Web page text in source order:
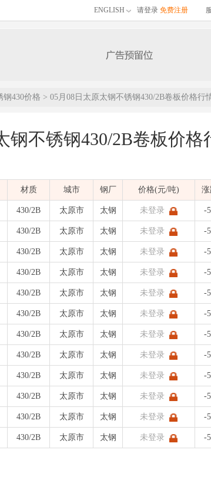
ENGLISH 请登录 免费注册
钢430价格 > 05月08日太原太钢不锈钢430/2B卷板价格行
钢不锈钢430/2B卷板价格
的05月08日太原太钢不锈钢430/2B卷板价格行情参考，包含品名
锈钢价格
材质 城市 钢厂 价格(元/吨) 涨
430/2B 太原市 太钢 未登录 -
430/2B 太原市 太钢 未登录 -
430/2B 太原市 太钢 未登录 -
430/2B 太原市 太钢 未登录 -
430/2B 太原市 太钢 未登录 -
430/2B 太原市 太钢 未登录 -
430/2B 太原市 太钢 未登录 -
430/2B 太原市 太钢 未登录 -
430/2B 太原市 太钢 未登录 -
430/2B 太原市 太钢 未登录 -
430/2B 太原市 太钢 未登录 -
430/2B 太原市 太钢 未登录 -